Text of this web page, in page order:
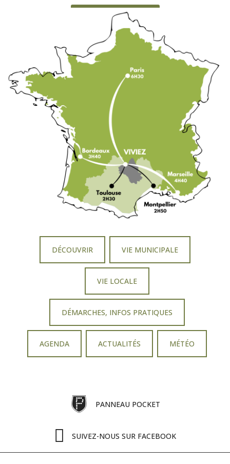
CONTACTEZ-NOUS
DÉCOUVRIR VIE MUNICIPALE
VIE LOCALE
DÉMARCHES, INFOS PRATIQUES
AGENDA ACTUALITÉS MÉTÉO
PANNEAU POCKET
SUIVEZ-NOUS SUR FACEBOOK